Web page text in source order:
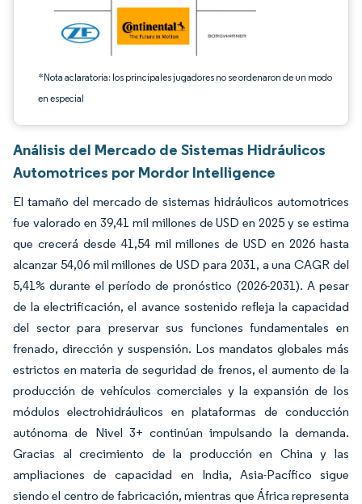
*Nota aclaratoria: los principales jugadores no se ordenaron de un modo
en especial
Análisis del Mercado de Sistemas Hidráulicos
Automotrices por Mordor Intelligence
El tamaño del mercado de sistemas hidráulicos automotrices
fue valorado en 39,41 mil millones de USD en 2025 y se estima
que crecerá desde 41,54 mil millones de USD en 2026 hasta
alcanzar 54,06 mil millones de USD para 2031, a una CAGR del
5,41% durante el período de pronóstico (2026-2031). A pesar
de la electrificación, el avance sostenido refleja la capacidad
del sector para preservar sus funciones fundamentales en
frenado, dirección y suspensión. Los mandatos globales más
estrictos en materia de seguridad de frenos, el aumento de la
producción de vehículos comerciales y la expansión de los
módulos electrohidráulicos en plataformas de conducción
autónoma de Nivel 3+ continúan impulsando la demanda.
Gracias al crecimiento de la producción en China y las
ampliaciones de capacidad en India, Asia-Pacífico sigue
siendo el centro de fabricación, mientras que África representa